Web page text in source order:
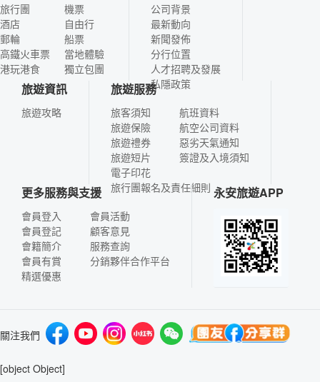
旅行團
酒店
郵輪
高鐵火車票
港玩港食
機票
自由行
船票
當地體驗
獨立包團
公司背景
最新動向
新聞發佈
分行位置
人才招聘及發展
私隱政策
旅遊資訊
旅遊攻略
旅遊服務
旅客須知
旅遊保險
旅遊禮券
旅遊短片
電子印花
航班資料
航空公司資料
惡劣天氣通知
簽證及入境須知
旅行團報名及責任細則
更多服務與支援
會員登入
會員登記
會籍簡介
會員有賞
精選優惠
會員活動
顧客意見
服務查詢
分銷夥伴合作平台
永安旅遊APP
關注我們
[object Object]